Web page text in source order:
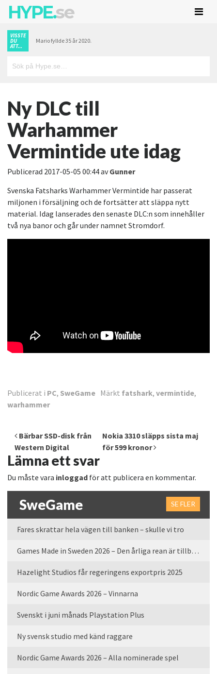
HYPE.se
VISSTE
DU
ATT...
Mario fyllde 35 år 2020.
Ny DLC till
Warhammer
Vermintide ute idag
Publicerad 2017-05-05 00:44avGunner
Svenska Fatsharks Warhammer Vermintide har passerat
miljonen i försäljning och de fortsätter att släppa nytt
material. Idag lanserades den senaste DLC:n som innehåller
två nya banor och går under namnet Stromdorf.
Publicerat i PC, SweGame Märkt fatshark, vermintide,
warhammer
Inläggsnavigering
Bärbar SSD-disk från
Western Digital
Nokia 3310 släpps sista maj
för 599 kronor
Lämna ett svar
Du måste vara inloggad för att publicera en kommentar.
SweGame SE FLER
Fares skrattar hela vägen till banken – skulle vi tro
Games Made in Sweden 2026 – Den årliga rean är tillbaka
Hazelight Studios får regeringens exportpris 2025
Nordic Game Awards 2026 – Vinnarna
Svenskt i juni månads Playstation Plus
Ny svensk studio med känd raggare
Nordic Game Awards 2026 – Alla nominerade spel